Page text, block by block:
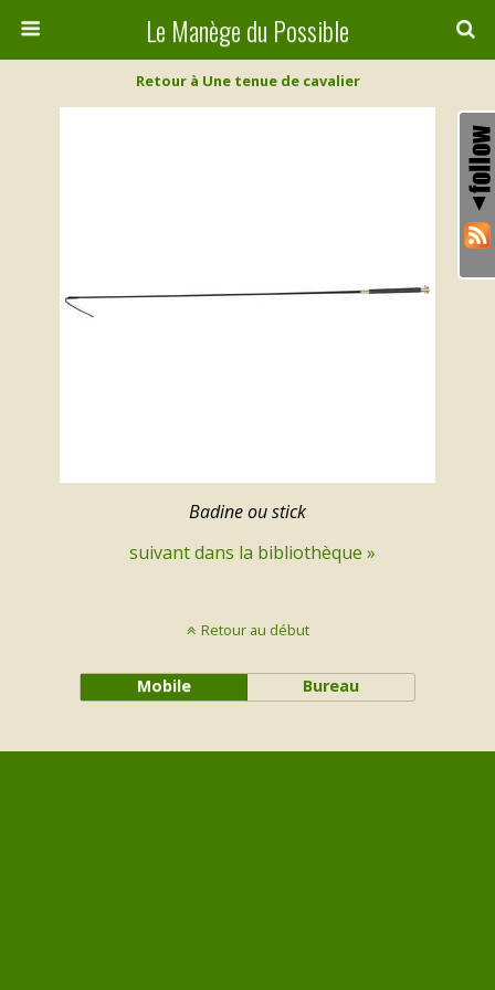
Le Manège du Possible
Retour à Une tenue de cavalier
Badine ou stick
suivant dans la bibliothèque »
Retour au début
Mobile Bureau